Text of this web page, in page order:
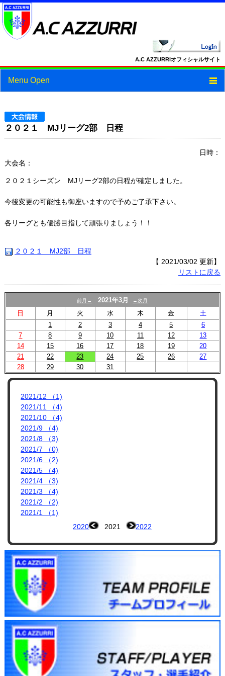
A.C AZZURRIオフィシャルサイト
Menu Open
ニュース
スタッフ・選手紹介
フォトギャラリー
ブログ
プロフィール
リンク集
２０２１ MJリーグ2部 日程
日時：
大会名：
２０２１シーズン MJリーグ2部の日程が確定しました。
今後変更の可能性も御座いますので予めご了承下さい。
各リーグとも優勝目指して頑張りましょう！！
２０２１ MJ2部 日程
【 2021/03/02 更新】
リストに戻る
前月← 2021年3月 →次月
日 月 火 水 木 金
土
1
2 3 4 5
6
7
8 9 10 11 12
13
14
15 16 17 18 19
20
21
22 23 24 25 26
27
28
29 30 31
2021/12 （1)
2021/11 （4)
2021/10 （4)
2021/9 （4)
2021/8 （3)
2021/7 （0)
2021/6 （2)
2021/5 （4)
2021/4 （3)
2021/3 （4)
2021/2 （2)
2021/1 （1)
2020
2021 2022